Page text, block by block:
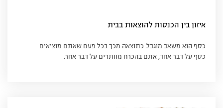
איזון בין הכנסות להוצאות בבית
כסף הוא משאב מוגבל. כתוצאה מכך בכל פעם שאתם מוציאים
כסף על דבר אחד, אתם בהכרח מוותרים על דבר אחר.